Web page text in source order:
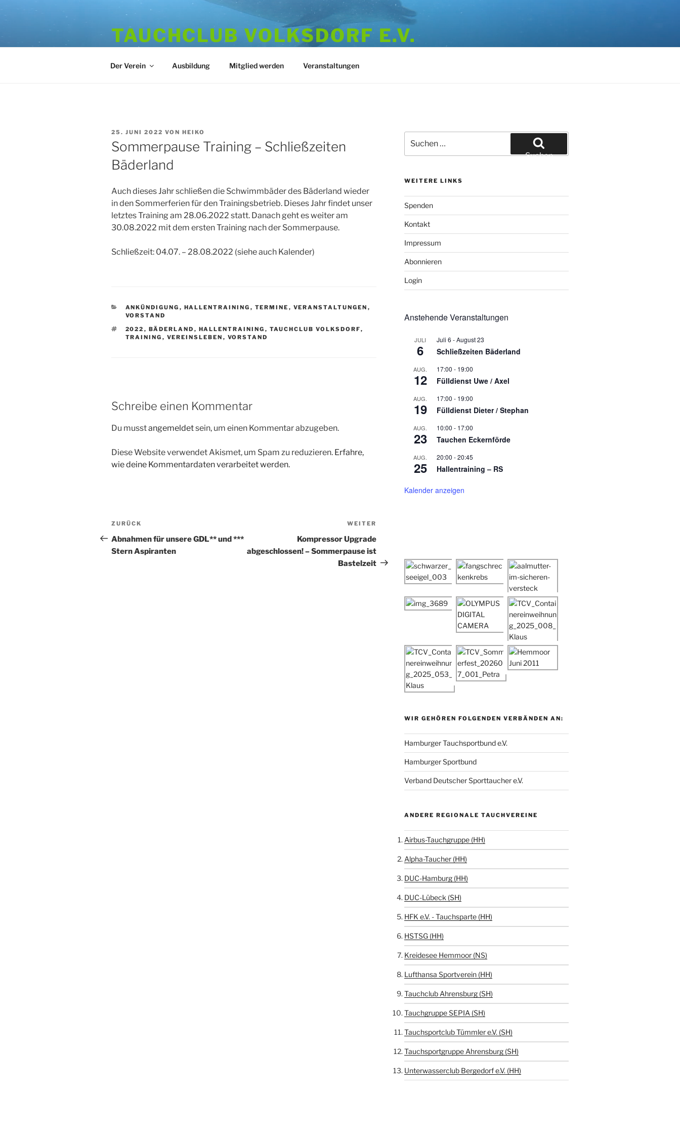
TAUCHCLUB VOLKSDORF E.V.
Der Verein Ausbildung Mitglied werden Veranstaltungen
VERÖFFENTLICHT
AM
25. JUNI 2022 VON HEIKO
Sommerpause Training – Schließzeiten
Bäderland
Auch dieses Jahr schließen die Schwimmbäder des Bäderland wieder
in den Sommerferien für den Trainingsbetrieb. Dieses Jahr findet unser
letztes Training am 28.06.2022 statt. Danach geht es weiter am
30.08.2022 mit dem ersten Training nach der Sommerpause.
Schließzeit: 04.07. – 28.08.2022 (siehe auch Kalender)
KATEGORIEN
ANKÜNDIGUNG , HALLENTRAINING , TERMINE , VERANSTALTUNGEN ,
VORSTAND
SCHLAGWÖRTER
2022 , BÄDERLAND , HALLENTRAINING , TAUCHCLUB VOLKSDORF,
TRAINING , VEREINSLEBEN , VORSTAND
Schreibe einen Kommentar
Du musstangemeldetsein, um einen Kommentar abzugeben.
Diese Website verwendet Akismet, um Spam zu reduzieren. Erfahre,
wie deine Kommentardaten verarbeitet werden.
Beitragsnavigation
Vorheriger
Beitrag
ZURÜCK
Abnahmen für unsere GDL** und ***
Stern Aspiranten
Beitrag
WEITER
Kompressor Upgrade
abgeschlossen! – Sommerpause ist
Bastelzeit
nach:
Suchen
WEITERE LINKS
Spenden
Kontakt
Impressum
Abonnieren
Login
Anstehende Veranstaltungen
JULI
6
Juli 6 -August 23
Schließzeiten Bäderland
AUG.
12
17:00 - 19:00
Fülldienst Uwe / Axel
AUG.
19
17:00 - 19:00
Fülldienst Dieter / Stephan
AUG.
23
10:00 - 17:00
Tauchen Eckernförde
AUG.
25
20:00 -20:45
Hallentraining – RS
Kalender anzeigen
WIR GEHÖREN FOLGENDEN VERBÄNDEN AN:
Hamburger Tauchsportbund e.V.
Hamburger Sportbund
Verband Deutscher Sporttaucher e.V.
ANDERE REGIONALE TAUCHVEREINE
Airbus-Tauchgruppe (HH)
Alpha-Taucher (HH)
DUC-Hamburg (HH)
DUC-Lübeck (SH)
HFK e.V. - Tauchsparte (HH)
HSTSG (HH)
Kreidesee Hemmoor (NS)
Lufthansa Sportverein (HH)
Tauchclub Ahrensburg (SH)
Tauchgruppe SEPIA (SH)
Tauchsportclub Tümmler e.V. (SH)
Tauchsportgruppe Ahrensburg (SH)
Unterwasserclub Bergedorf e.V. (HH)